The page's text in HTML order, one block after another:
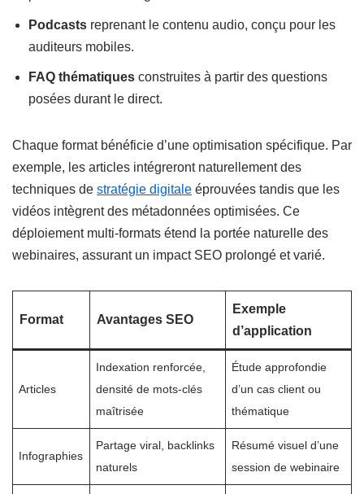
Podcasts reprenant le contenu audio, conçu pour les
auditeurs mobiles.
FAQ thématiques construites à partir des questions
posées durant le direct.
Chaque format bénéficie d’une optimisation spécifique. Par
exemple, les articles intégreront naturellement des
techniques de stratégie digitale éprouvées tandis que les
vidéos intègrent des métadonnées optimisées. Ce
déploiement multi-formats étend la portée naturelle des
webinaires, assurant un impact SEO prolongé et varié.
Format Avantages SEO
Exemple
d’application
Articles
Indexation renforcée,
densité de mots-clés
maîtrisée
Étude approfondie
d’un cas client ou
thématique
Infographies
Partage viral, backlinks
naturels
Résumé visuel d’une
session de webinaire